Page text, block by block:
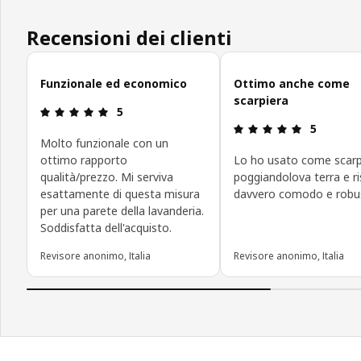
Recensioni dei clienti
Salta le recensioni
Funzionale ed economico
Recensione: 5 di 5 stelle.
5
Molto funzionale con un
ottimo rapporto
qualità/prezzo. Mi serviva
esattamente di questa misura
per una parete della lavanderia.
Soddisfatta dell'acquisto.
Revisore anonimo, Italia
Ottimo anche come
scarpiera
5
Lo ho usato come
poggiandolova terra e
davvero comodo e
Revisore anonimo, Italia